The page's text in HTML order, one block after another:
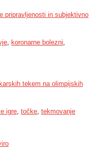
pripravljenosti in subjektivno
, koronarne bolezni,
tekem na olimpijskih
igre, točke, tekmovanje